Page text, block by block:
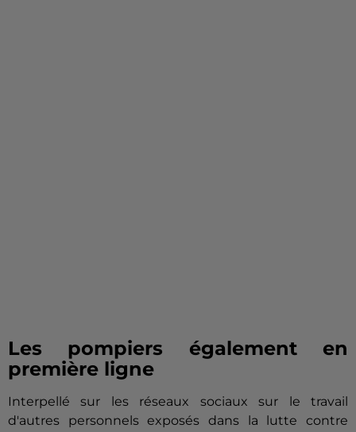
Les pompiers également en
première ligne
Interpellé sur les réseaux sociaux sur le travail
d'autres personnels exposés dans la lutte contre